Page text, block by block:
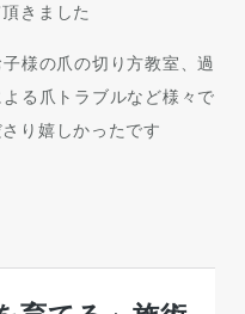
きました
様の爪の切り方教室、過
る爪トラブルなど様々で
り嬉しかったです